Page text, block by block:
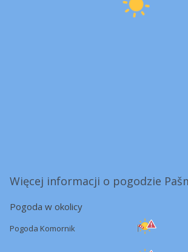
Więcej informacji o pogodzie
Pogoda w okolicy
Pogoda Komornik